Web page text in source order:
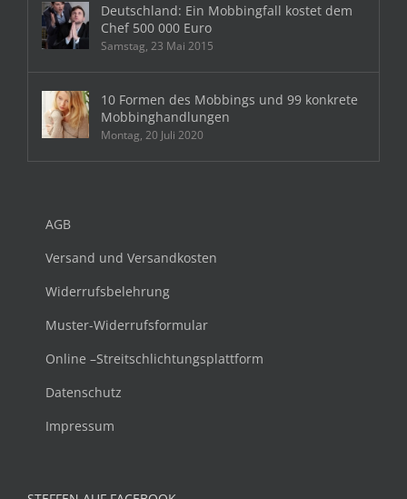
Deutschland: Ein Mobbingfall kostet dem
Chef 500 000 Euro
Samstag, 23 Mai 2015
10 Formen des Mobbings und 99 konkrete
Mobbinghandlungen
Montag, 20 Juli 2020
AGB
Versand und Versandkosten
Widerrufsbelehrung
Muster-Widerrufsformular
Online –Streitschlichtungsplattform
Datenschutz
Impressum